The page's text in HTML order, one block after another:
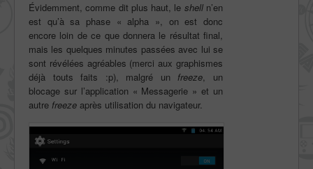
Évidemment, comme dit plus haut, le shelln’en
est qu’à sa phase « alpha », on est donc
encore loin de ce que donnera le résultat final,
mais les quelques minutes passées avec lui se
sont révélées agréables (merci aux graphismes
déjà touts faits :p), malgré unfreeze, un
blocage sur l’application « Messagerie » et un
autre freeze après utilisation du navigateur.